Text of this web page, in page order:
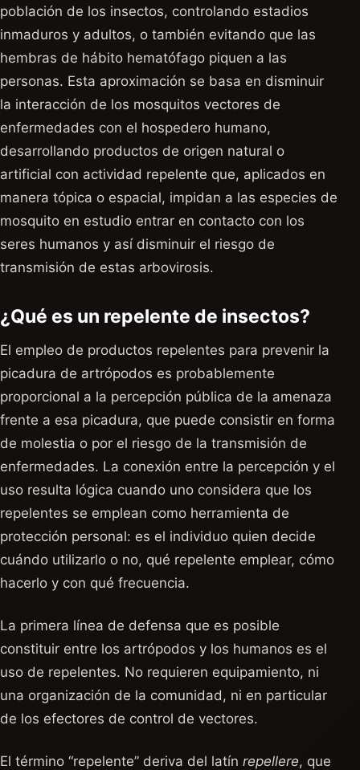
población de los insectos, controlando estadios
inmaduros y adultos, o también evitando que las
hembras de hábito hematófago piquen a las
personas. Esta aproximación se basa en disminuir
la interacción de los mosquitos vectores de
enfermedades con el hospedero humano,
desarrollando productos de origen natural o
artificial con actividad repelente que, aplicados en
manera tópica o espacial, impidan a las especies de
mosquito en estudio entrar en contacto con los
seres humanos y así disminuir el riesgo de
transmisión de estas arbovirosis.
¿Qué es un repelente de insectos?
El empleo de productos repelentes para prevenir la
picadura de artrópodos es probablemente
proporcional a la percepción pública de la amenaza
frente a esa picadura, que puede consistir en forma
de molestia o por el riesgo de la transmisión de
enfermedades. La conexión entre la percepción y el
uso resulta lógica cuando uno considera que los
repelentes se emplean como herramienta de
protección personal: es el individuo quien decide
cuándo utilizarlo o no, qué repelente emplear, cómo
hacerlo y con qué frecuencia.
La primera línea de defensa que es posible
constituir entre los artrópodos y los humanos es el
uso de repelentes. No requieren equipamiento, ni
una organización de la comunidad, ni en particular
de los efectores de control de vectores.
El término “repelente” deriva del latín repellere, que